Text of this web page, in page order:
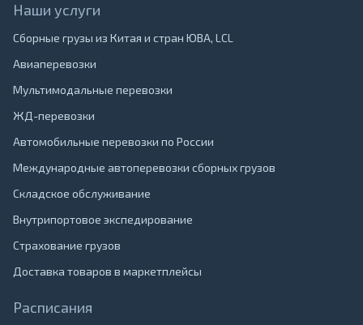
Наши услуги
Сборные грузы из Китая и стран ЮВА, LCL
Авиаперевозки
Мультимодальные перевозки
ЖД-перевозки
Автомобильные перевозки по России
Международные автоперевозки сборных грузов
Складское обслуживание
Внутрипортовое экспедирование
Страхование грузов
Доставка товаров в маркетплейсы
Расписания